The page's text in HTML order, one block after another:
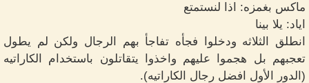
ماكس بغمزه: اذا لنستمتع
اياد: يلا بينا
انطلق الثلاثه ودخلوا فجأه تفاجأ بهم الرجال ولكن لم يطول
تعجبهم بل هجموا عليهم واخذوا يتقاتلون باستخدام الكاراتيه
(الدور الأول افضل رجال الكاراتيه).